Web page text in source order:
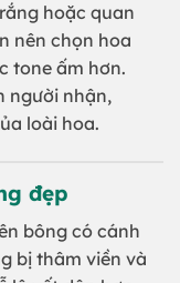
hoặc quan
nên chọn hoa
tone ấm hơn.
người nhận,
loài hoa.
đẹp
bông có cánh
bị thâm viền và